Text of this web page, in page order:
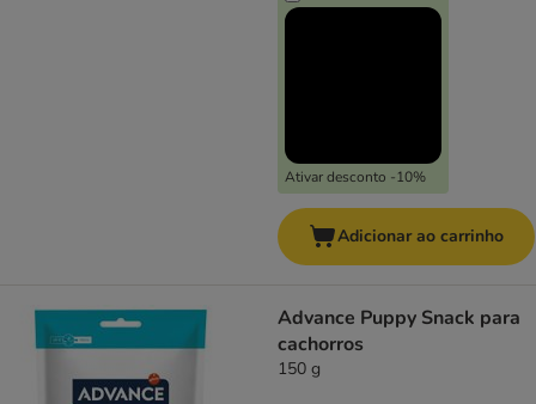
Ativar desconto -10%
Adicionar ao carrinho
Advance Puppy Snack para
cachorros
150 g